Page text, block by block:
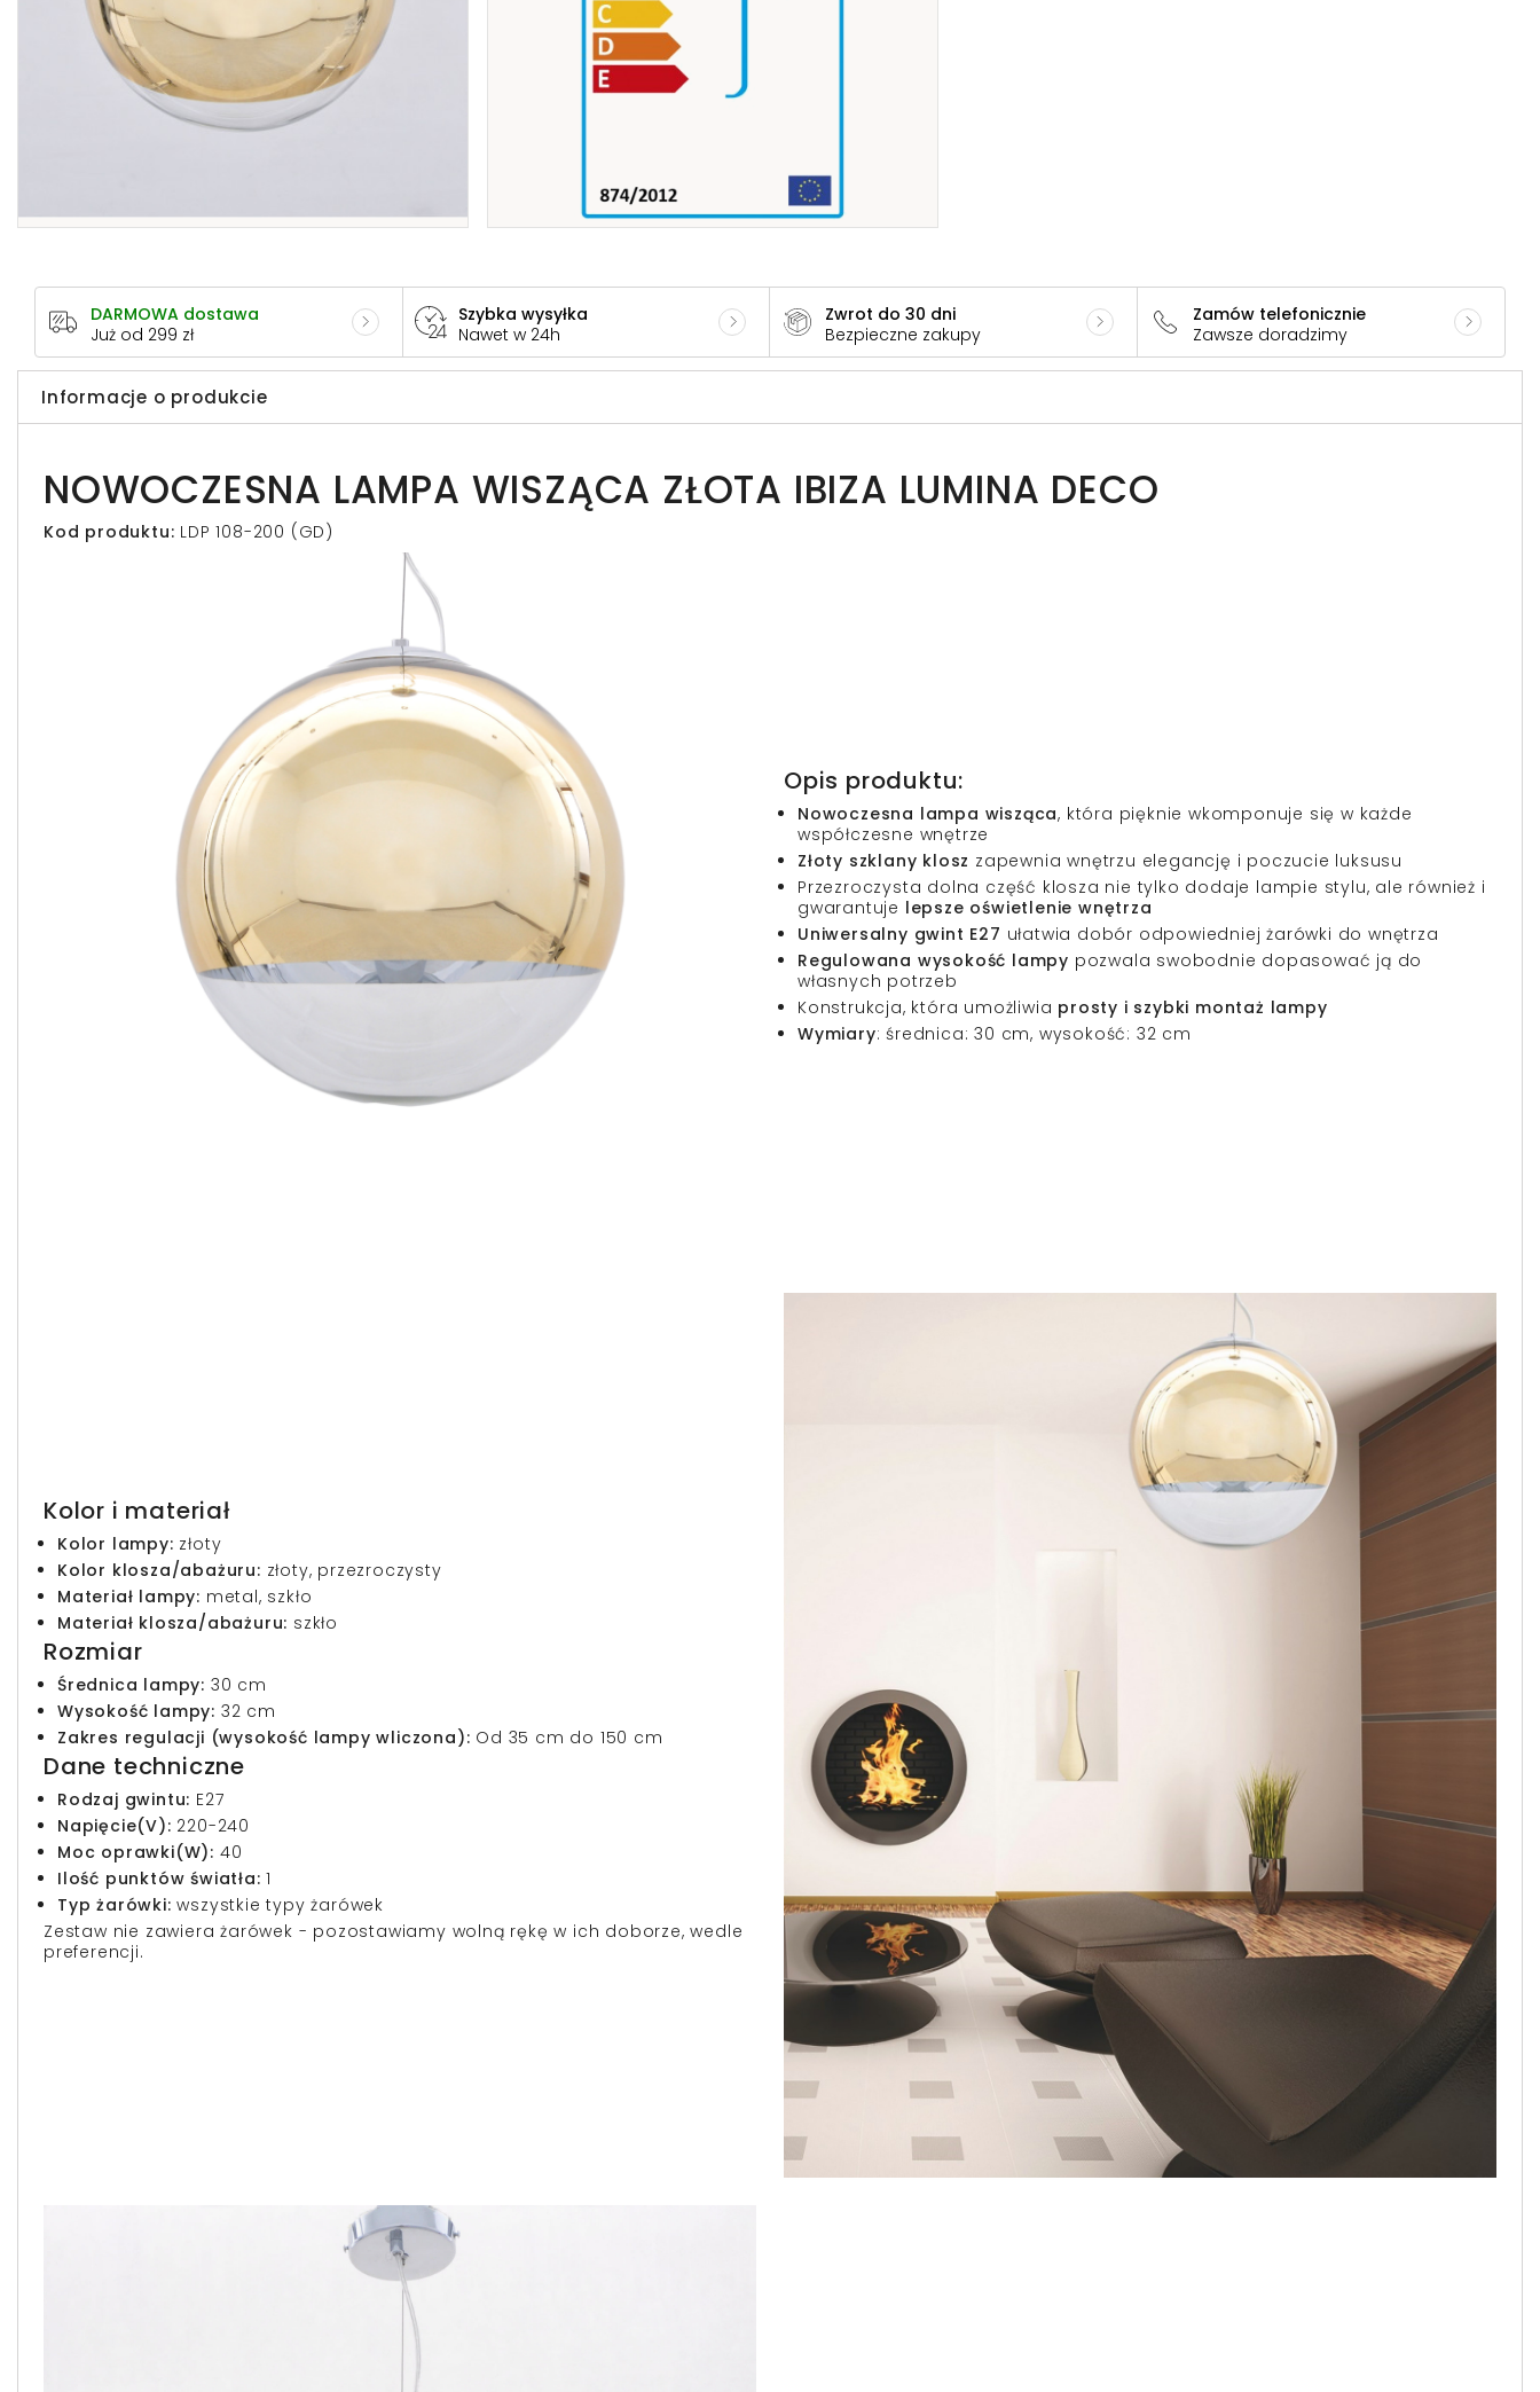
DARMOWA dostawa
Już od 299 zł
Szybka wysyłka
Nawet w 24h
Zwrot do 30 dni
Bezpieczne zakupy
Zamów telefonicznie
Zawsze doradzimy
Informacje o produkcie
NOWOCZESNA LAMPA WISZĄCA ZŁOTA IBIZA LUMINA DECO
Kod produktu: LDP 108-200 (GD)
Opis produktu:
Nowoczesna lampa wisząca, która pięknie wkomponuje się w każde
współczesne wnętrze
Złoty szklany klosz zapewnia wnętrzu elegancję i poczucie luksusu
Przezroczysta dolna część klosza nie tylko dodaje lampie stylu, ale również i
gwarantuje lepsze oświetlenie wnętrza
Uniwersalny gwint E27 ułatwia dobór odpowiedniej żarówki do wnętrza
Regulowana wysokość lampy pozwala swobodnie dopasować ją do
własnych potrzeb
Konstrukcja, która umożliwia prosty i szybki montaż lampy
Wymiary: średnica: 30 cm, wysokość: 32 cm
Kolor i materiał
Kolor lampy: złoty
Kolor klosza/abażuru: złoty, przezroczysty
Materiał lampy: metal, szkło
Materiał klosza/abażuru: szkło
Rozmiar
Średnica lampy: 30 cm
Wysokość lampy: 32 cm
Zakres regulacji (wysokość lampy wliczona): Od 35 cm do 150 cm
Dane techniczne
Rodzaj gwintu: E27
Napięcie(V): 220-240
Moc oprawki(W): 40
Ilość punktów światła: 1
Typ żarówki: wszystkie typy żarówek
Zestaw nie zawiera żarówek - pozostawiamy wolną rękę w ich doborze, wedle
preferencji.